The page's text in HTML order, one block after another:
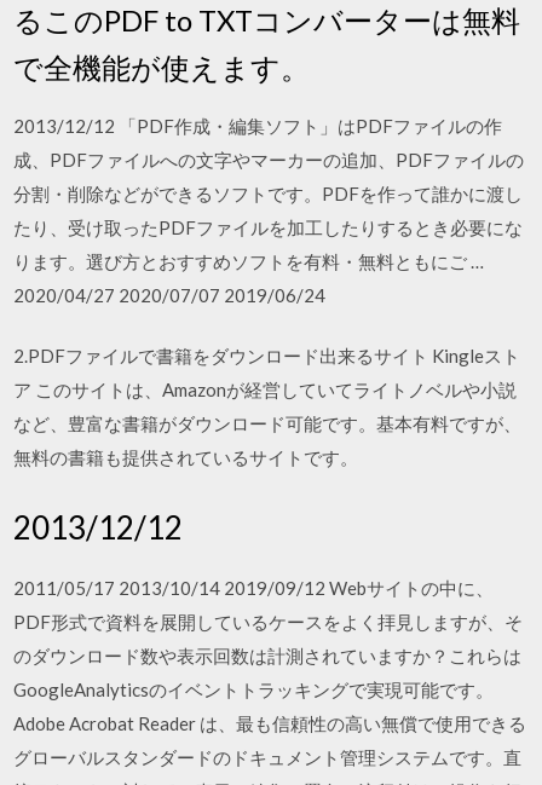
るこのPDF to TXTコンバーターは無料
で全機能が使えます。
2013/12/12 「PDF作成・編集ソフト」はPDFファイルの作
成、PDFファイルへの文字やマーカーの追加、PDFファイルの
分割・削除などができるソフトです。PDFを作って誰かに渡し
たり、受け取ったPDFファイルを加工したりするとき必要にな
ります。選び方とおすすめソフトを有料・無料ともにご …
2020/04/27 2020/07/07 2019/06/24
2.PDFファイルで書籍をダウンロード出来るサイト Kingleスト
ア このサイトは、Amazonが経営していてライトノベルや小説
など、豊富な書籍がダウンロード可能です。基本有料ですが、
無料の書籍も提供されているサイトです。
2013/12/12
2011/05/17 2013/10/14 2019/09/12 Webサイトの中に、
PDF形式で資料を展開しているケースをよく拝見しますが、そ
のダウンロード数や表示回数は計測されていますか？これらは
GoogleAnalyticsのイベントトラッキングで実現可能です。
Adobe Acrobat Reader は、最も信頼性の高い無償で使用できる
グローバルスタンダードのドキュメント管理システムです。直